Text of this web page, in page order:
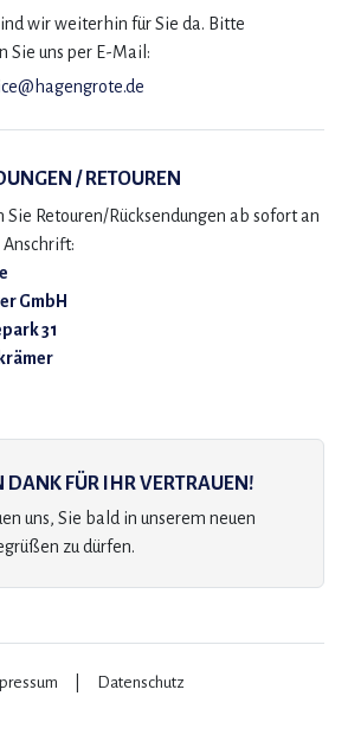
wir weiterhin für Sie da. Bitte
Sie uns per E-Mail:
/ RETOUREN
Sie Retouren/Rücksendungen ab sofort an
Anschrift:
GmbH
31
DANK FÜR IHR VERTRAUEN!
uns, Sie bald in unserem neuen
zu dürfen.
Datenschutz